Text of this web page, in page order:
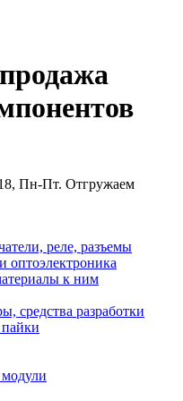
Пн-Пт. Отгружаем
реле, разъемы
оптоэлектроника
к ним
средства разработки